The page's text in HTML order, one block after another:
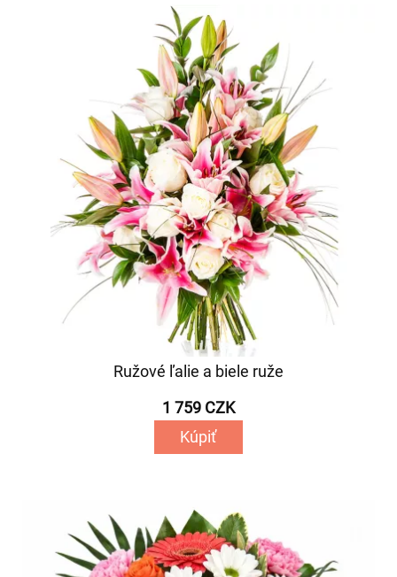
Ružové ľalie a biele ruže
1 759 CZK
Kúpiť